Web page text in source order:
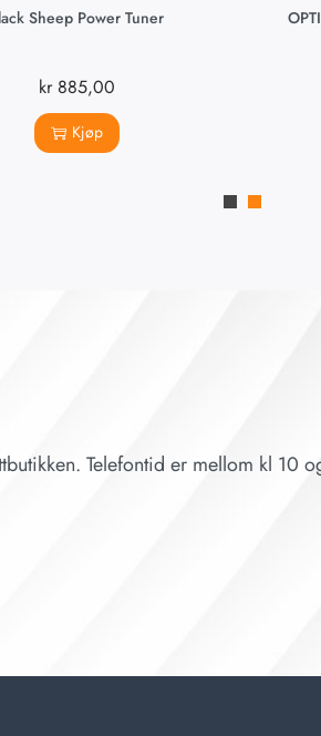
Sheep Power Tuner
kr885,00
Kjøp
Telefontid er mellom kl 10